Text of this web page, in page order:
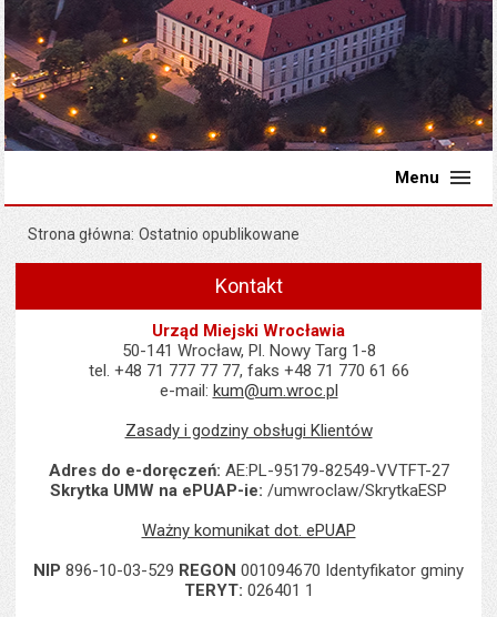
Menu
Strona główna Ostatnio opublikowane
Kontakt
Urząd Miejski Wrocławia
50-141 Wrocław, Pl. Nowy Targ 1-8
tel. +48 71 777 77 77, faks +48 71 770 61 66
e-mail: kum@um.wroc.pl
Zasady i godziny obsługi Klientów
Adres do e-doręczeń: AE:PL-95179-82549-VVTFT-27
Skrytka UMW na ePUAP-ie: /umwroclaw/SkrytkaESP
Ważny komunikat dot. ePUAP
NIP 896-10-03-529 REGON 001094670 Identyfikator gminy
TERYT: 026401 1